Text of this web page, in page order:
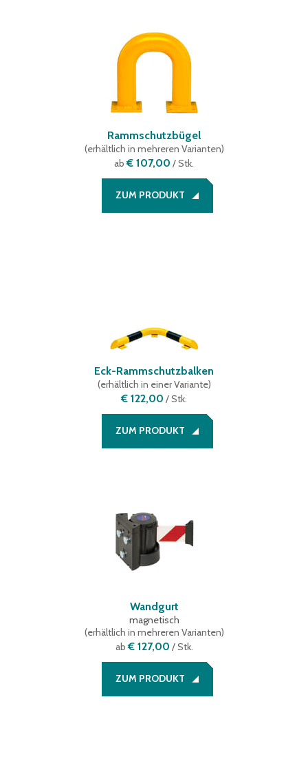
Rammschutzbügel
(erhältlich in mehreren Varianten)
ab€ 107,00 / Stk.
ZUM PRODUKT
Eck-Rammschutzbalken
(erhältlich in einer Variante)
€ 122,00 /Stk.
ZUM PRODUKT
Wandgurt
magnetisch
(erhältlich in mehreren Varianten)
ab€ 127,00 / Stk.
ZUM PRODUKT